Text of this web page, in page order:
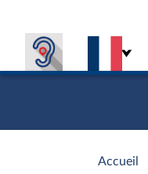
Accueil
d'accueil